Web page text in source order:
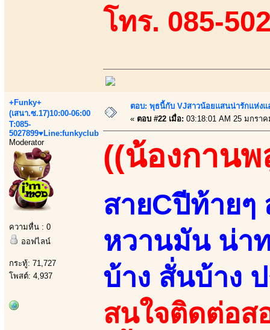
โทร. 085-
+Funky+
(เสนา.ซ.17)10:00-06:00
T:085-
5027899♥Line:funkyclub
Moderator
ความหื่น : 0
ออฟไลน์
กระทู้: 71,727
โพสต์: 4,937
ตอบ: พุธนี้กับ VJสาวน้อยแสนน่ารักแห่งแ
« ตอบ #22 เมื่อ: 03:18:01 AM 25 มกรา
((น้องกานพ
สายCปีท้ายๆ
หวานมัน น่า
บ้าง สั่นบ้าง
สนใจติดต่อส